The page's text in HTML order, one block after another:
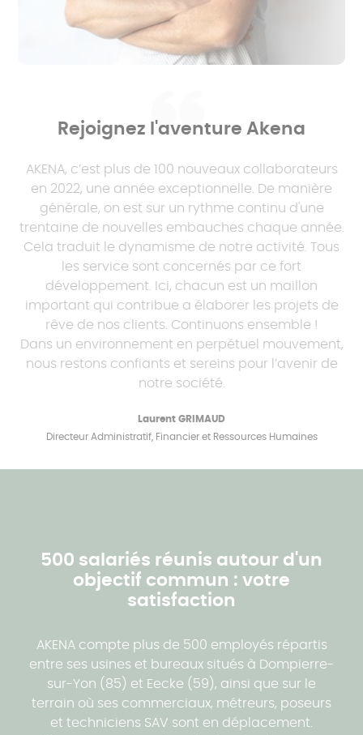
Rejoignez l'aventure Akena
AKENA, c’est plus de 100 nouveaux collaborateurs
en 2022, une année exceptionnelle. De manière
générale, on est sur un rythme continu d'une
trentaine de nouvelles embauches chaque année.
Cela traduit le dynamisme de notre activité. Tous
les service sont concernés par ce fort
développement. Ici, chacun est un maillon
important qui contribue a élaborer les projets de
rêve de nos clients. Continuons ensemble !
Dans un environnement en perpétuel mouvement,
nous restons confiants et sereins pour l’avenir de
notre société.
Laurent GRIMAUD
Directeur Administratif, Financier et Ressources Humaines
500 salariés réunis autour d'un
objectif commun : votre
satisfaction
AKENA compte plus de 500 employés répartis
entre ses usines et bureaux situés à Dompierre-
sur-Yon (85) et Eecke (59), ainsi que sur le
terrain où ses commerciaux, métreurs, poseurs
et techniciens SAV sont en déplacement.